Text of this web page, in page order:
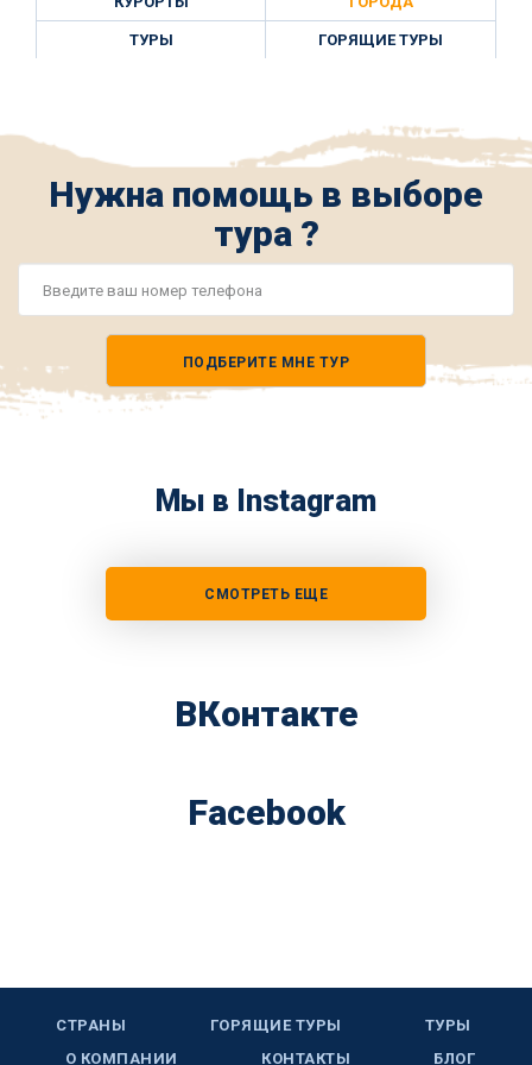
ТУРЫ ГОРЯЩИЕ ТУРЫ
Нужна помощь в выборе
тура ?
ПОДБЕРИТЕ МНЕ ТУР
Мы в Instagram
СМОТРЕТЬ ЕЩЕ
ВКонтакте
Facebook
СТРАНЫ ГОРЯЩИЕ ТУРЫ
ТУРЫ
О КОМПАНИИ
КОНТАКТЫ БЛОГ